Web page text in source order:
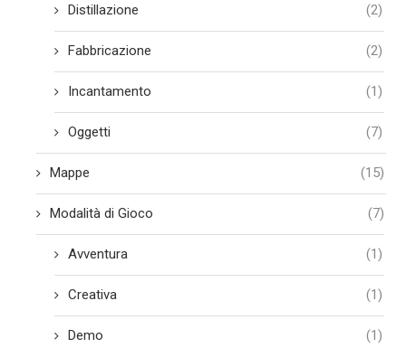
Distillazione (2)
Fabbricazione (2)
Incantamento (1)
Oggetti (7)
Mappe (15)
Modalità di Gioco (7)
Avventura (1)
Creativa (1)
Demo (1)